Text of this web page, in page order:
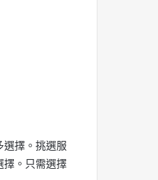
選擇。挑選服
擇。只需選擇